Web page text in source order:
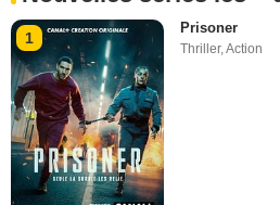
1
Prisoner
Thriller,Action